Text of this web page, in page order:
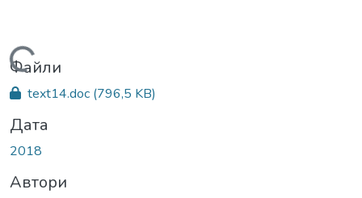
Вантажиться...
Файли
text14.doc (796,5 KB)
Дата
2018
Автори